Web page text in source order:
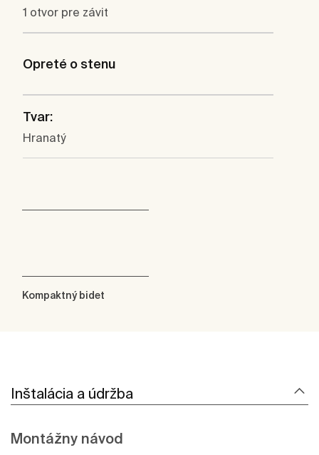
1 otvor pre závit
Opreté o stenu
Tvar:
Hranatý
Kompaktný bidet
Inštalácia a údržba
Montážny návod